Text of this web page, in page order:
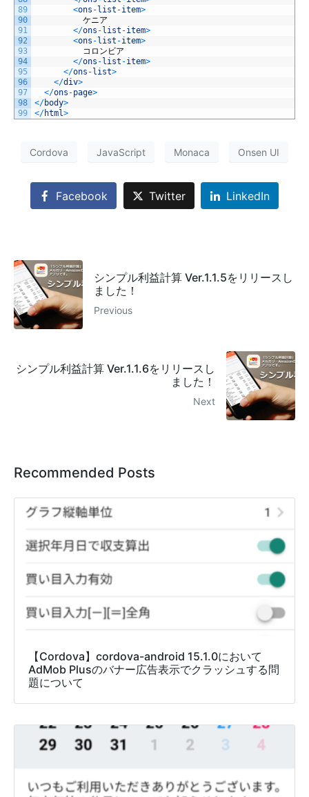
89
90
91
92
93
94
95
96
97
98
99
<ons - list -item>
ケニア
</ons - list -item>
<ons - list -item>
コロンビア
</ons - list -item>
</ons - list>
</div>
</ons -page>
</body>
</html>
Cordova JavaScript Monaca Onsen UI
Facebook Twitter LinkedIn
シンプル利益計算 Ver.1.1.5をリリースし
ました！
Previous
シンプル利益計算 Ver.1.1.6をリリースし
ました！
Next
Recommended Posts
【Cordova】cordova-android 15.1.0において
AdMob Plusのバナー広告表示でクラッシュする問
題について